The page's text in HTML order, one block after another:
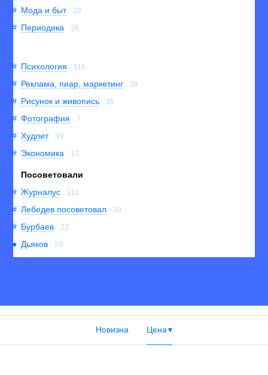
Мода и быт 23
Периодика 26
Психология 116
Реклама, пиар, маркетинг 38
Рисунок и живопись 15
Фотография 7
Худлит 39
Экономика 13
Посоветовали
Журналус
116
Лебедев посоветовал 39
Бурбаев 23
Дьяков 29
Новизна Цена